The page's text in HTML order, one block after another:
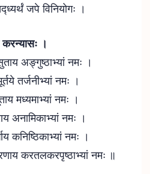
जपे विनियोगः ।
।
अङ्गुष्ठाभ्यां नमः ।
तर्जनीभ्यां नमः ।
मध्यमाभ्यां नमः ।
अनामिकाभ्यां नमः ।
कनिष्ठिकाभ्यां नमः ।
करतलकरपृष्ठाभ्यां नमः ॥